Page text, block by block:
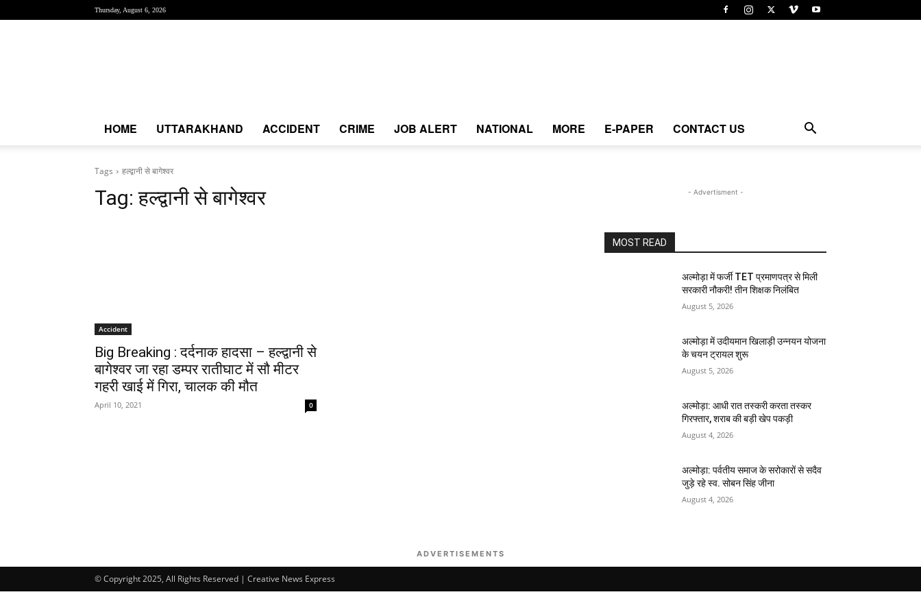
Thursday, August 6, 2026
HOME UTTARAKHAND ACCIDENT CRIME JOB ALERT NATIONAL MORE E-PAPER CONTACT US
Tags हल्द्वानी से बागेश्वर
Tag:हल्द्वानी से बागेश्वर
Accident
Big Breaking : दर्दनाक हादसा – हल्द्वानी से
बागेश्वर जा रहा डम्पर रातीघाट में सौ मीटर
गहरी खाई में गिरा, चालक की मौत
April 10, 2021 0
- Advertisment -
MOST READ
अल्मोड़ा में फर्जी TET प्रमाणपत्र से मिली
सरकारी नौकरी! तीन शिक्षक निलंबित
August 5, 2026
अल्मोड़ा में उदीयमान खिलाड़ी उन्नयन योजना
के चयन ट्रायल शुरू
August 5, 2026
अल्मोड़ा: आधी रात तस्करी करता तस्कर​
गिरफ्तार, शराब की बड़ी खेप पकड़ी
August 4, 2026
अल्मोड़ा: पर्वतीय समाज के सरोकारों से सदैव
जुड़े रहे स्व. सोबन सिंह जीना
August 4, 2026
ADVERTISEMENTS
© Copyright 2025, All Rights Reserved | Creative News Express